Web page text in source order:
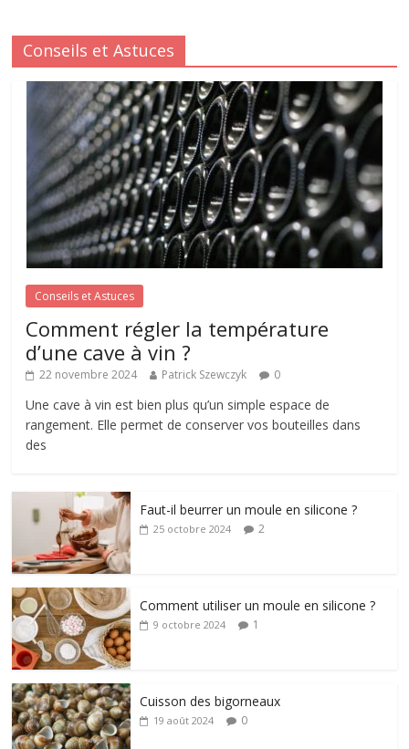
Conseils et Astuces
Conseils et Astuces
Comment régler la température
d’une cave à vin ?
22 novembre 2024 Patrick Szewczyk 0
Une cave à vin est bien plus qu’un simple espace de
rangement. Elle permet de conserver vos bouteilles dans
des
Faut-il beurrer un moule en silicone ?
25 octobre 2024 2
Comment utiliser un moule en silicone ?
9 octobre 2024 1
Cuisson des bigorneaux
19 août 2024 0